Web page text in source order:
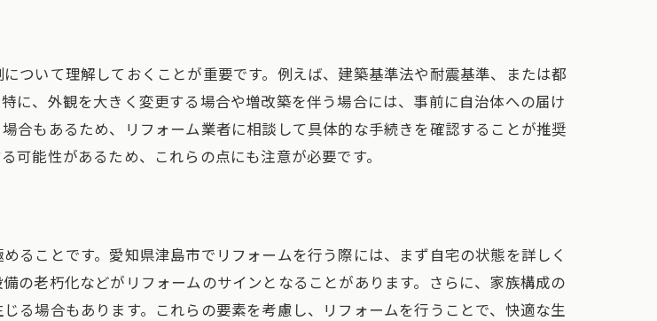
ントとそのテクニック
スト削減の秘訣
ルファの節約を実現
を見つけるためのステップ
しないためのチェックポイント
ついて理解しておくことが重要です。例えば、建築基準法や耐震基準、または都
に、外観を大きく変更する場合や増改築を伴う場合には、事前に自治体への届け
合もあるため、リフォーム業者に相談して具体的な手続きを確認することが推奨
可能性があるため、これらの点にも注意が必要です。
ることです。愛知県津島市でリフォームを行う際には、まず自宅の状態を詳しく
の老朽化などがリフォームのサインとなることがあります。さらに、家族構成の
る場合もあります。これらの要素を考慮し、リフォームを行うことで、快適な生